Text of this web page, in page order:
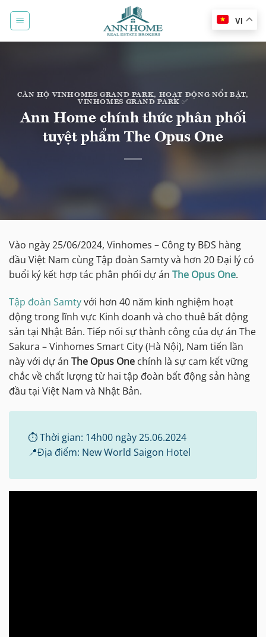
qua
VI
CĂN HỘ VINHOMES GRAND PARK, HOẠT ĐỘNG NỔI BẬT,
VINHOMES GRAND PARK ✅
Ann Home chính thức phân phối
tuyệt phẩm The Opus One
Vào ngày 25/06/2024, Vinhomes – Công ty BĐS hàng
đầu Việt Nam cùng Tập đoàn Samty và hơn 20 Đại lý có
buổi ký kết hợp tác phân phối dự án The Opus One.
Tập đoàn Samtyvới hơn 40 năm kinh nghiệm hoạt
động trong lĩnh vực Kinh doanh và cho thuê bất động
sản tại Nhật Bản. Tiếp nối sự thành công của dự án The
Sakura – Vinhomes Smart City (Hà Nội), Nam tiến lần
này với dự án The Opus One chính là sự cam kết vững
chắc về chất lượng từ hai tập đoàn bất động sản hàng
đầu tại Việt Nam và Nhật Bản.
⏱️ Thời gian: 14h00 ngày 25.06.2024
📍Địa điểm: New World Saigon Hotel